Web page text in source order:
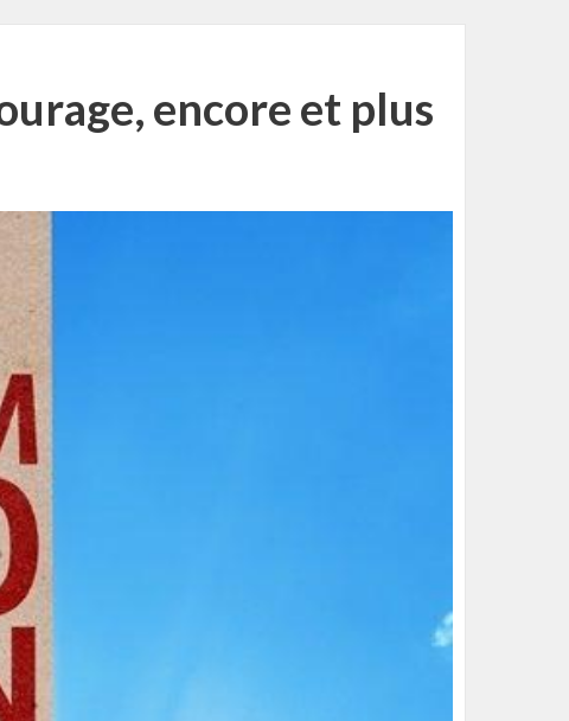
encore et plus